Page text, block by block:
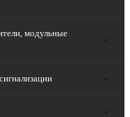
модульные